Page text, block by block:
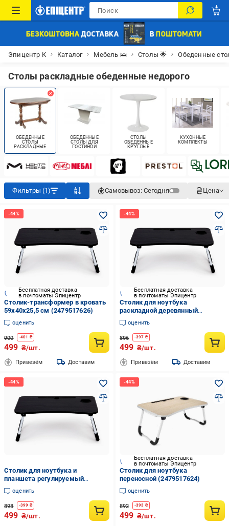
Эпицентр К Каталог Мебель 🛌 Столы 🌟 Обеденные
Столы раскладные обеденные недорого
ОБЕДЕННЫЕ
СТОЛЫ
РАСКЛАДНЫЕ
ОБЕДЕННЫЕ
СТОЛЫ ДЛЯ
ГОСТИНОЙ
СТОЛЫ
ОБЕДЕННЫЕ
КРУГЛЫЕ
КУХОННЫЕ
КОМПЛЕКТЫ
Фильтры (1) Самовывоз: Сегодня Цена
Бесплатная доставка
в почтоматы Эпицентр
Столик-трансформер в кровать
59х40х25,5 см (2479517626)
оценить
900 -401 ₴
499 ₴/шт.
Привезём Доставим
Бесплатная доставка
в почтоматы Эпицентр
Столик для ноутбука
раскладной деревянный
59х40х25 5 см
оценить
896 -397 ₴
499 ₴/шт.
Привезём Доставим
Столик для ноутбука и
планшета регулируемый
раскладной
оценить
898 -399 ₴
499 ₴/шт.
Бесплатная доставка
в почтоматы Эпицентр
Столик для ноутбука
переносной (2479517624)
оценить
892 -393 ₴
499 ₴/шт.